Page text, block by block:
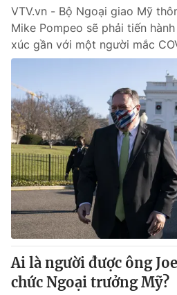
VTV.vn - Bộ Ngoại giao Mỹ
Mike Pompeo sẽ phải tiến
xúc gần với một người mắc
Ai là người được ông
chức Ngoại trưởng Mỹ?